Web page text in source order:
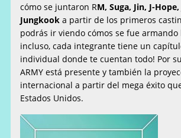
cómo se juntaron RM, Suga, Jin, J-
Jungkook a partir de los primeros
podrás ir viendo cómos se fue armando
incluso, cada integrante tiene un
individual donde te cuentan todo! Por
ARMY está presente y también la
internacional a partir del mega éxito
Estados Unidos.